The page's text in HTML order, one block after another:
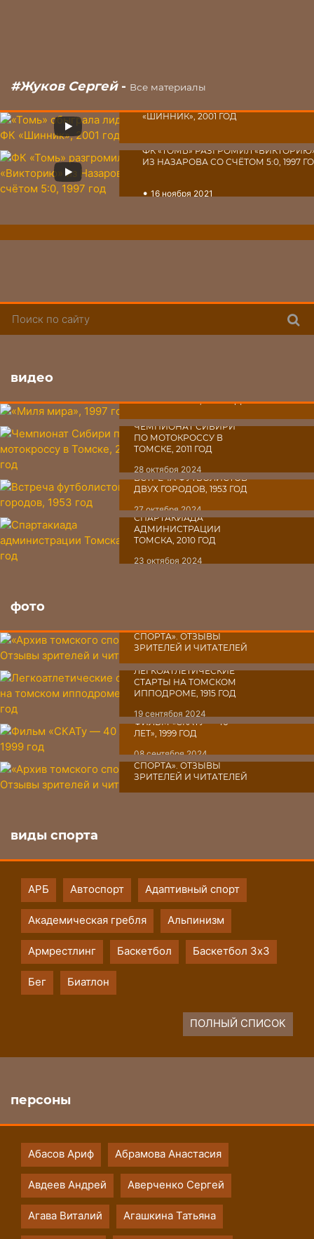
#Жуков Сергей- Все материалы
«ШИННИК», 2001 ГОД
•13 июня 2022
ФК «ТОМЬ» РАЗГРОМИЛ
ИЗ НАЗАРОВА СО СЧЁТОМ 5:0, 1997
•16 ноября 2021
видео
«МИЛЯ МИРА», 1997 ГОД
30 октября 2024
ЧЕМПИОНАТ СИБИРИ
ПО МОТОКРОССУ В
ТОМСКЕ, 2011 ГОД
28 октября 2024
ВСТРЕЧА ФУТБОЛИСТОВ
ДВУХ ГОРОДОВ, 1953 ГОД
27 октября 2024
СПАРТАКИАДА
АДМИНИСТРАЦИИ
ТОМСКА, 2010 ГОД
23 октября 2024
фото
СПОРТА». ОТЗЫВЫ
ЗРИТЕЛЕЙ И ЧИТАТЕЛЕЙ
03 октября 2024
ЛЕГКОАТЛЕТИЧЕСКИЕ
СТАРТЫ НА ТОМСКОМ
ИППОДРОМЕ, 1915 ГОД
19 сентября 2024
ФИЛЬМ «СКАТУ ― 40
ЛЕТ», 1999 ГОД
08 сентября 2024
«АРХИВ ТОМСКОГО
СПОРТА». ОТЗЫВЫ
ЗРИТЕЛЕЙ И ЧИТАТЕЛЕЙ
виды спорта
АРБ Автоспорт Адаптивный спорт
Академическая гребля Альпинизм
Армрестлинг Баскетбол Баскетбол 3х3
Бег Биатлон
ПОЛНЫЙ СПИСОК
персоны
Абасов Ариф Абрамова Анастасия
Авдеев Андрей Аверченко Сергей
Агава Виталий Агашкина Татьяна